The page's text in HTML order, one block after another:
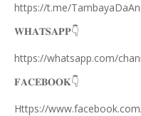
https://t.me/
𝐖𝐇𝐀𝐓𝐒𝐀𝐏𝐏👇
https://whatsapp.com/
𝐅𝐀𝐂𝐄𝐁𝐎𝐎𝐊👇
Https://